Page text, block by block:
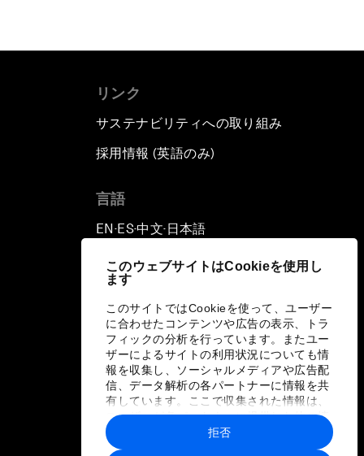
このウェブサイトはCookieを使用し
ます
このサイトではCookieを使って、ユーザー
に合わせたコンテンツや広告の表示、トラ
フィックの分析を行っています。またユー
ザーによるサイトの利用状況についても情
報を収集し、ソーシャルメディアや広告配
信、データ解析の各パートナーに情報を共
有しています。ここで収集された情報は、
ユーザーが各パートナーに提供した他の情
報や各パートナーのサービスを使用した際
に収集された情報と組み合わされ、各パー
拒否
リンク
サステナビリティへの取り組み
採用情報 (英語のみ)
言語
EN ▪ ES▪中文▪ 日本語